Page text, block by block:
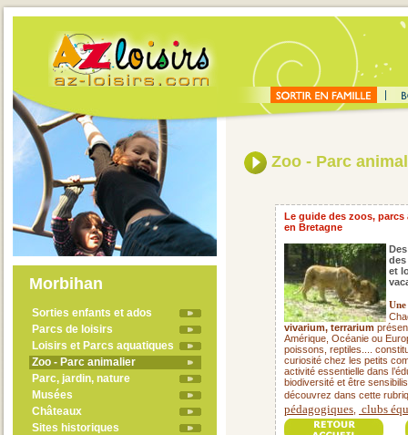
Morbihan
Sorties enfants et ados
Parcs de loisirs
Loisirs et Parcs aquatiques
Zoo - Parc animalier
Parc, jardin, nature
Musées
Châteaux
Sites historiques
Zoo - Parc
Le guide des zoos,
en Bretagne
et
vivarium, terrarium
Amérique, Océanie ou
poissons, reptiles....
curiosité chez les petits
activité essentielle dans
biodiversité et être
découvrez dans cette
pédagogiques clubs